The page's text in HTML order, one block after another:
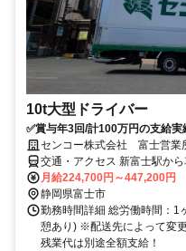
10t大型ドライバー
✅賞与年3回/計100万円の支給実
センコー株式会社 富士営業
交通・アクセス 新富士駅か
月給224,700円～447,200円
静岡県富士市
勤務時間詳細 総労働時間：1
憩あり) ※配送先によって変
残業代は別途全額支給！